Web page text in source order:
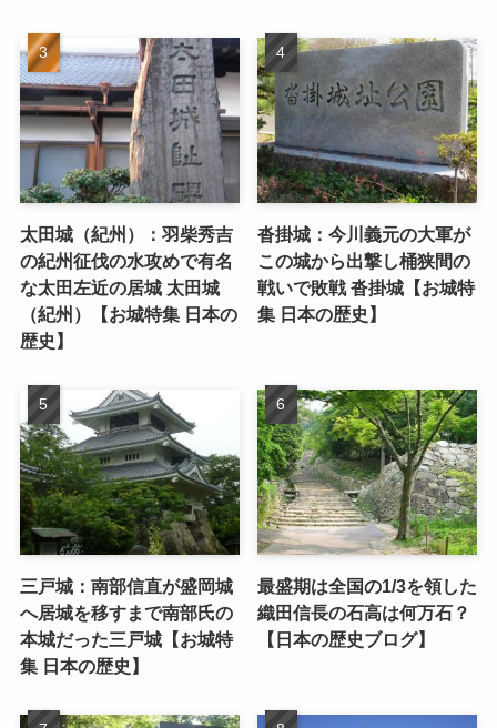
太田城（紀州）：羽柴秀吉
の紀州征伐の水攻めで有名
な太田左近の居城 太田城
（紀州）【お城特集 日本の
歴史】
沓掛城：今川義元の大軍が
この城から出撃し桶狭間の
戦いで敗戦 沓掛城【お城特
集 日本の歴史】
三戸城：南部信直が盛岡城
へ居城を移すまで南部氏の
本城だった三戸城【お城特
集 日本の歴史】
最盛期は全国の1/3を領した
織田信長の石高は何万石？
【日本の歴史ブログ】